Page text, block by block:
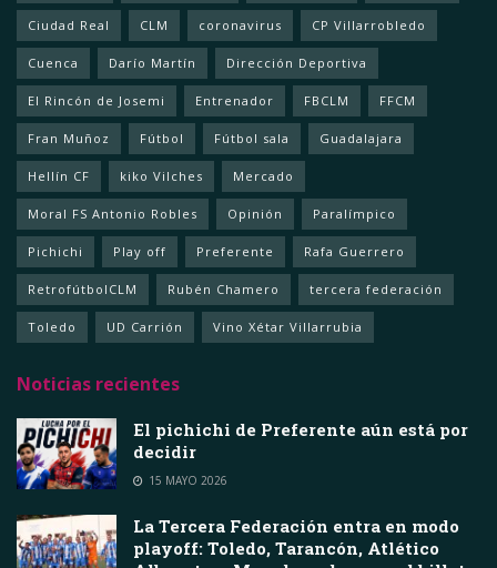
Ciudad Real CLM coronavirus CP Villarrobledo
Cuenca Darío Martín Dirección Deportiva
El Rincón de Josemi Entrenador FBCLM FFCM
Fran Muñoz Fútbol Fútbol sala Guadalajara
Hellín CF kiko Vilches Mercado
Moral FS Antonio Robles Opinión Paralímpico
Pichichi Play off Preferente Rafa Guerrero
RetrofútbolCLM Rubén Chamero tercera federación
Toledo UD Carrión Vino Xétar Villarrubia
Noticias recientes
El pichichi de Preferente aún está por
decidir
15 MAYO 2026
La Tercera Federación entra en modo
playoff: Toledo, Tarancón, Atlético